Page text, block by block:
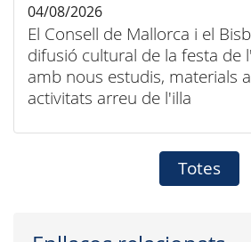
El Consell de Mallorca i el
difusió cultural de la festa de
amb nous estudis, materials
activitats arreu de l'illa
04/08/2026
Totes